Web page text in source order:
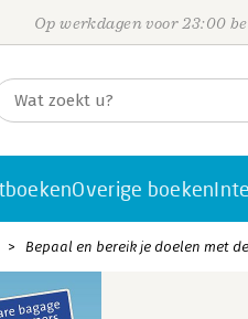
Op werkdagen voor 23:00
Overige boeken
Bepaal en bereik je doelen met